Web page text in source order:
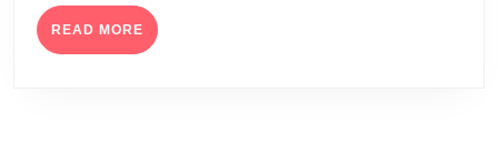
READ MORE READ
MORE